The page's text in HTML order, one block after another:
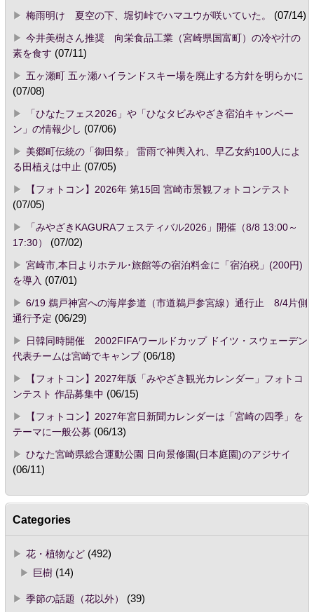
梅雨明け 夏空の下、堀切峠でハマユウが咲いていた。
(07/14)
今井美樹さん推奨 向栄食品工業（宮崎県国富町）の冷や汁の
素を食す (07/11)
五ヶ瀬町 五ヶ瀬ハイランドスキー場を廃止する方針を明らかに
(07/08)
「ひなたフェス2026」や「ひなタビみやざき宿泊キャンペー
ン」の情報少し (07/06)
美郷町伝統の「御田祭」 雷雨で神輿入れ、早乙女約100人によ
る田植えは中止 (07/05)
【フォトコン】2026年 第15回 宮崎市景観フォトコンテスト
(07/05)
「みやざきKAGURAフェスティバル2026」開催（8/8 13:00～
17:30）
(07/02)
宮崎市,本日よりホテル･旅館等の宿泊料金に「宿泊税」(200円)
を導入 (07/01)
6/19 鵜戸神宮への海岸参道（市道鵜戸参宮線）通行止 8/4片側
通行予定 (06/29)
日韓同時開催 2002FIFAワールドカップ ドイツ・スウェーデン
代表チームは宮崎でキャンプ(06/18)
【フォトコン】2027年版「みやざき観光カレンダー」フォトコ
ンテスト 作品募集中 (06/15)
【フォトコン】2027年宮日新聞カレンダーは「宮崎の四季」を
テーマに一般公募 (06/13)
ひなた宮崎県総合運動公園 日向景修園(日本庭園)のアジサイ
(06/11)
Categories
花・植物など(492)
巨樹(14)
季節の話題（花以外）
(39)